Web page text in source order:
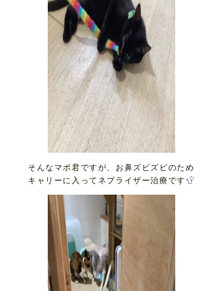
そんなマボ君ですが、お鼻ズビズビのため
キャリーに入ってネブライザー治療です